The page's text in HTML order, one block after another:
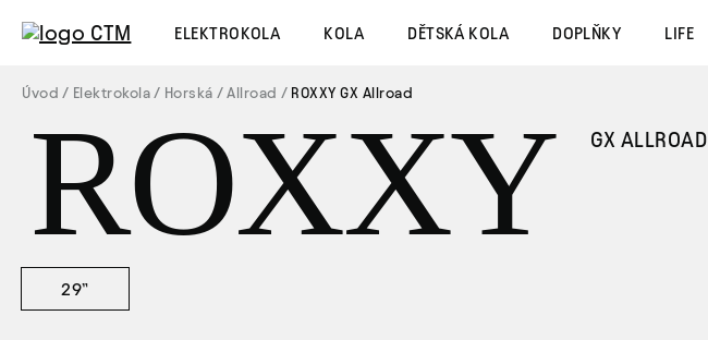
ELEKTROKOLA KOLA DĚTSKÁ KOLA DOPLŇKY LIFE
Úvod Elektrokola Horská Allroad ROXXY GX Allroad
ROXXY GX ALLROAD
29”